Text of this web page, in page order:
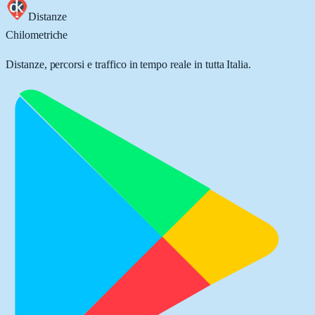
Distanze
Chilometriche
Distanze, percorsi e traffico in tempo reale in tutta Italia.